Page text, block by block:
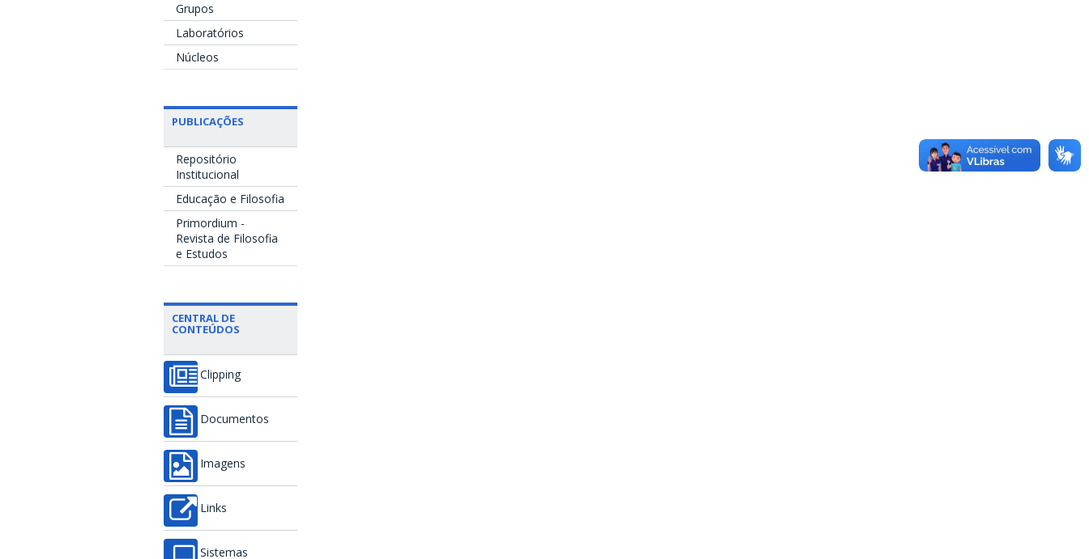
Grupos
Laboratórios
Núcleos
PUBLICAÇÕES
Repositório
Institucional
Educação e Filosofia
Primordium -
Revista de Filosofia
e Estudos
CENTRAL DE
CONTEÚDOS
Clipping
Documentos
Imagens
Links
Sistemas